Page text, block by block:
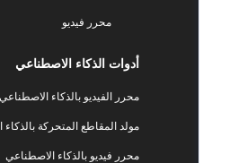
محرر فيديو
أدوات الذكاء الاصطناعي
محرر الفيديو بالذكاء الاصطناعي
مولد المقاطع المتحركة بالذكاء الاصطناعي
محرر فيديو بالذكاء الاصطناعي